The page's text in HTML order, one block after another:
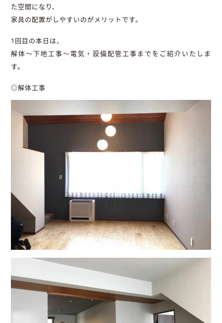
た空間になり、
家具の配置がしやすいのがメリットです。
1回目の本日は、
解体～下地工事～電気・設備配管工事までをご紹介いたしま
す。
◎解体工事